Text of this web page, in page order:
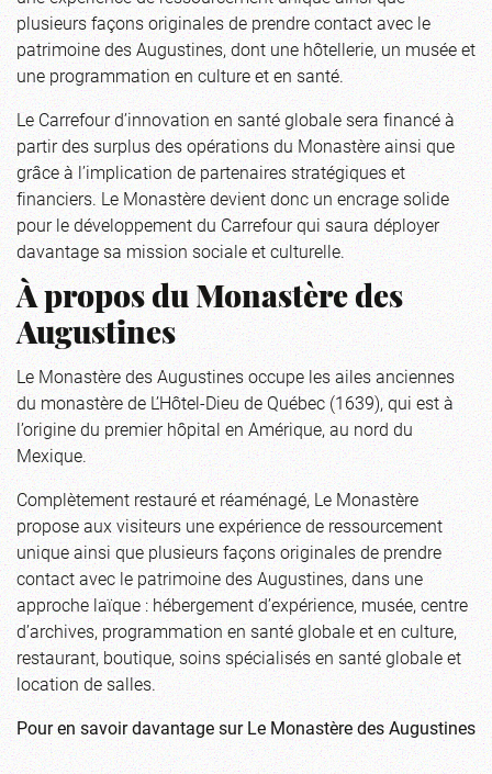
plusieurs façons originales de prendre contact avec le
patrimoine des Augustines, dont une hôtellerie, un musée et
une programmation en culture et en santé.
Le Carrefour d’innovation en santé globale sera financé à
partir des surplus des opérations du Monastère ainsi que
grâce à l’implication de partenaires stratégiques et
financiers. Le Monastère devient donc un encrage solide
pour le développement du Carrefour qui saura déployer
davantage sa mission sociale et culturelle.
À propos du Monastère des
Augustines
Le Monastère des Augustines occupe les ailes anciennes
du monastère de L’Hôtel-Dieu de Québec (1639), qui est à
l’origine du premier hôpital en Amérique, au nord du
Mexique.
Complètement restauré et réaménagé, Le Monastère
propose aux visiteurs une expérience de ressourcement
unique ainsi que plusieurs façons originales de prendre
contact avec le patrimoine des Augustines, dans une
approche laïque : hébergement d’expérience, musée, centre
d’archives, programmation en santé globale et en culture,
restaurant, boutique, soins spécialisés en santé globale et
location de salles.
Pour en savoir davantage sur Le Monastère des Augustines